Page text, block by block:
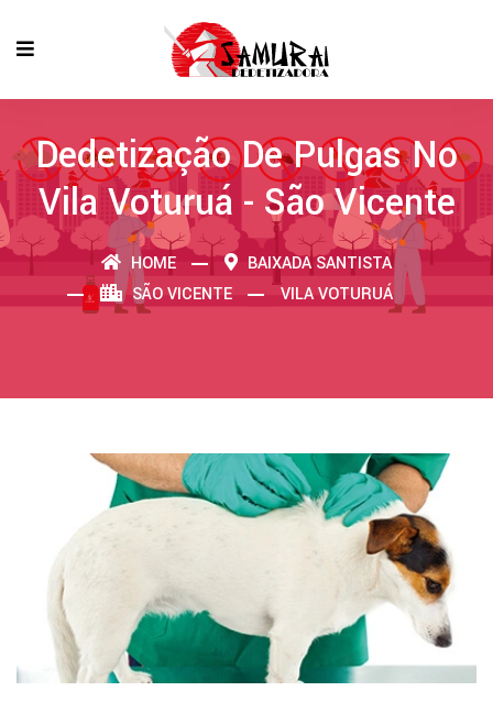
Dedetização De Pulgas No
Vila Voturuá - São Vicente
HOME
BAIXADA SANTISTA
SÃO VICENTE
VILA VOTURUÁ